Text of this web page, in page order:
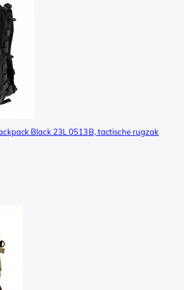
Black 23L 0513B, tactische rugzak